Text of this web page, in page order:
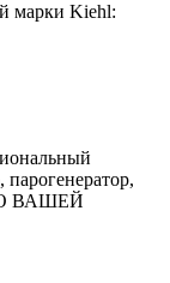
марки Kiehl:
ПО ВАШЕЙ